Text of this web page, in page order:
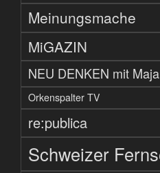
Meinungsmache
MiGAZIN
NEU DENKEN mit
Orkenspalter TV
re:publica
Schweizer